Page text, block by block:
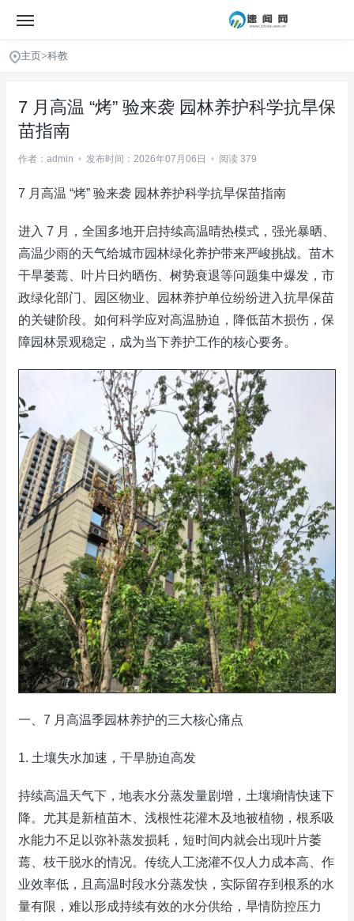
主页>科教
7 月高温 “烤” 验来袭 园林养护科学抗旱保
苗指南
作者：admin • 发布时间：2026年07月06日 • 阅读 379
7 月高温 “烤” 验来袭 园林养护科学抗旱保苗指南
进入 7 月，全国多地开启持续高温晴热模式，强光暴晒、
高温少雨的天气给城市园林绿化养护带来严峻挑战。苗木
干旱萎蔫、叶片日灼晒伤、树势衰退等问题集中爆发，市
政绿化部门、园区物业、园林养护单位纷纷进入抗旱保苗
的关键阶段。如何科学应对高温胁迫，降低苗木损伤，保
障园林景观稳定，成为当下养护工作的核心要务。
一、7 月高温季园林养护的三大核心痛点
1. 土壤失水加速，干旱胁迫高发
持续高温天气下，地表水分蒸发量剧增，土壤墒情快速下
降。尤其是新植苗木、浅根性花灌木及地被植物，根系吸
水能力不足以弥补蒸发损耗，短时间内就会出现叶片萎
蔫、枝干脱水的情况。传统人工浇灌不仅人力成本高、作
业效率低，且高温时段水分蒸发快，实际留存到根系的水
量有限，难以形成持续有效的水分供给，旱情防控压力